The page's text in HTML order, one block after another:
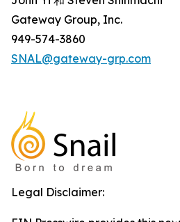
Gateway Group, Inc.
949-574-3860
SNAL@gateway-grp.com
Legal Disclaimer: